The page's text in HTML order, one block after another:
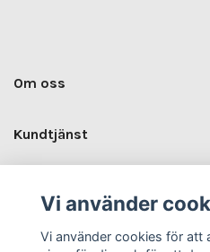
Om oss
Kundtjänst
Sociala medier
Vi använder
Vi använder cookies för att